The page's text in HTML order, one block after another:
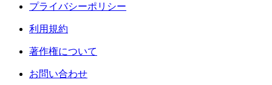
プライバシーポリシー
利用規約
著作権について
お問い合わせ